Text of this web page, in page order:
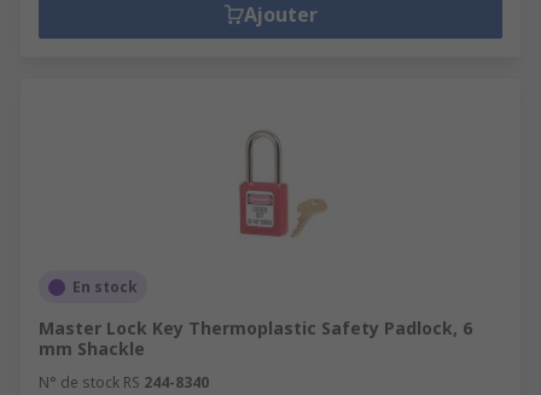
Ajouter
En stock
Master Lock Key Thermoplastic Safety Padlock, 6
mm Shackle
N° de stock RS 244-8340